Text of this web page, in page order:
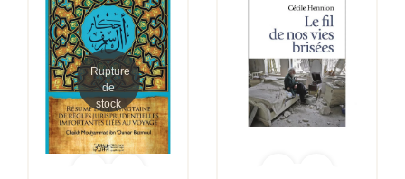
Rupture
de
stock